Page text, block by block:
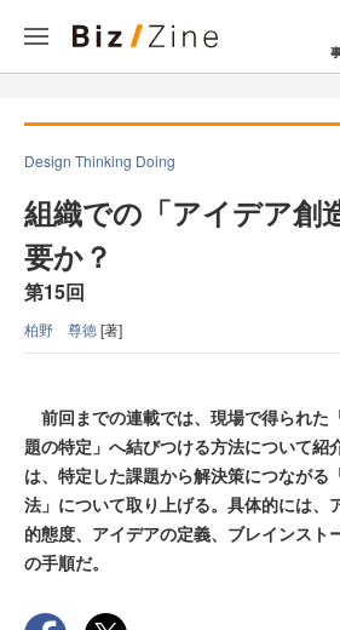
Design Thinking Doing
組織での「アイデア創
要か？
第15回
柏野 尊徳[著]
前回までの連載では、現場で得られた
題の特定」へ結びつける方法について紹
は、特定した課題から解決策につながる
法」について取り上げる。具体的には、
的態度、アイデアの定義、ブレインスト
の手順だ。